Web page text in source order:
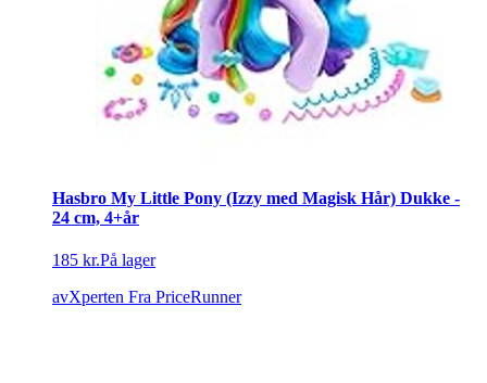
Hasbro My Little Pony (Izzy med Magisk Hår) Dukke -
24 cm, 4+år
185 kr.På lager
avXperten Fra PriceRunner